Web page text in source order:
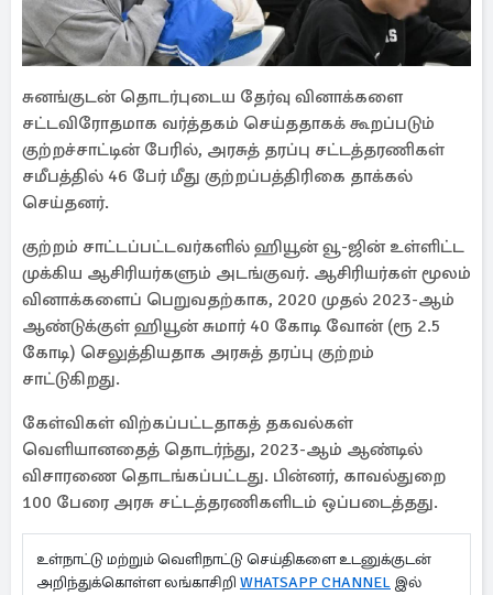
சுனங்குடன் தொடர்புடைய தேர்வு வினாக்களை
சட்டவிரோதமாக வர்த்தகம் செய்ததாகக் கூறப்படும்
குற்றச்சாட்டின் பேரில், அரசுத் தரப்பு சட்டத்தரணிகள்
சமீபத்தில் 46 பேர் மீது குற்றப்பத்திரிகை தாக்கல்
செய்தனர்.
குற்றம் சாட்டப்பட்டவர்களில் ஹியூன் வூ-ஜின் உள்ளிட்ட
முக்கிய ஆசிரியர்களும் அடங்குவர். ஆசிரியர்கள் மூலம்
வினாக்களைப் பெறுவதற்காக, 2020 முதல் 2023-ஆம்
ஆண்டுக்குள் ஹியூன் சுமார் 40 கோடி வோன் (ரூ 2.5
கோடி) செலுத்தியதாக அரசுத் தரப்பு குற்றம்
சாட்டுகிறது.
கேள்விகள் விற்கப்பட்டதாகத் தகவல்கள்
வெளியானதைத் தொடர்ந்து, 2023-ஆம் ஆண்டில்
விசாரணை தொடங்கப்பட்டது. பின்னர், காவல்துறை
100 பேரை அரசு சட்டத்தரணிகளிடம் ஒப்படைத்தது.
உள்நாட்டு மற்றும் வெளிநாட்டு செய்திகளை உடனுக்குடன்
அறிந்துக்கொள்ள லங்காசிறி WHATSAPP CHANNEL இல்